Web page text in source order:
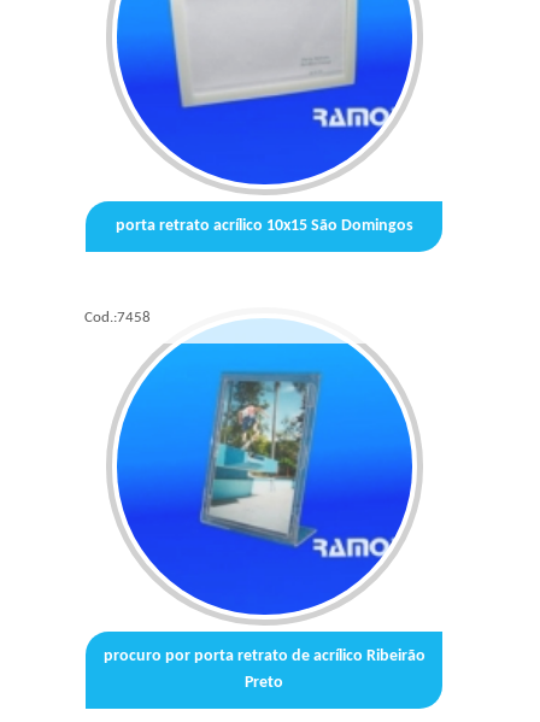
porta retrato acrílico 10x15 São Domingos
Cod.:7458
procuro por porta retrato de acrílico Ribeirão
Preto